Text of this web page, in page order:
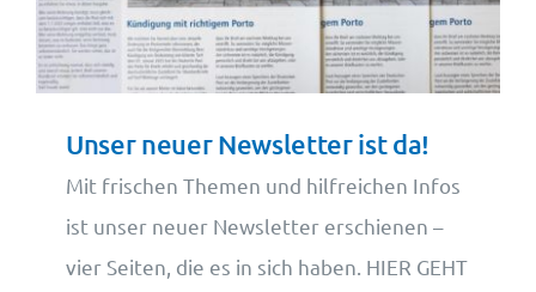
Wohnungsangebote
Kontakt
Unser neuer Newsletter ist da!
Mit frischen Themen und hilfreichen Infos
ist unser neuer Newsletter erschienen –
vier Seiten, die es in sich haben. HIER GEHT